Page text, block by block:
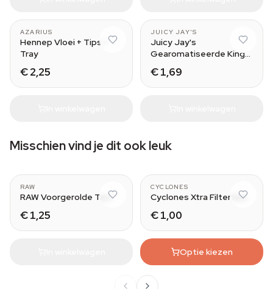
AZARIUS
Hennep Vloei + Tips +
Tray
€ 2,25
JUICY JAY'S
Juicy Jay's
Gearomatiseerde King
€ 1,69
Misschien vind je dit ook leuk
RAW
RAW Voorgerolde Tips
€ 1,25
CYCLONES
Cyclones Xtra Filtertips
€ 1,00
Optie kiezen